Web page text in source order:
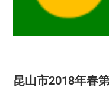
昆山市2018年春